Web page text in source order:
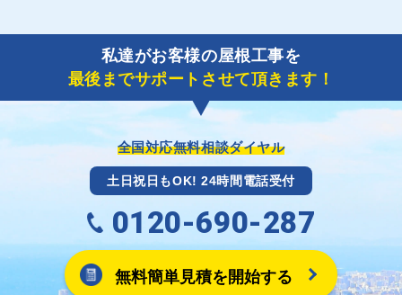
私達がお客様の屋根工事を
最後までサポートさせて頂きます！
全国対応無料相談ダイヤル
土日祝日もOK! 24時間電話受付
0120-690-287
無料簡単見積を開始する